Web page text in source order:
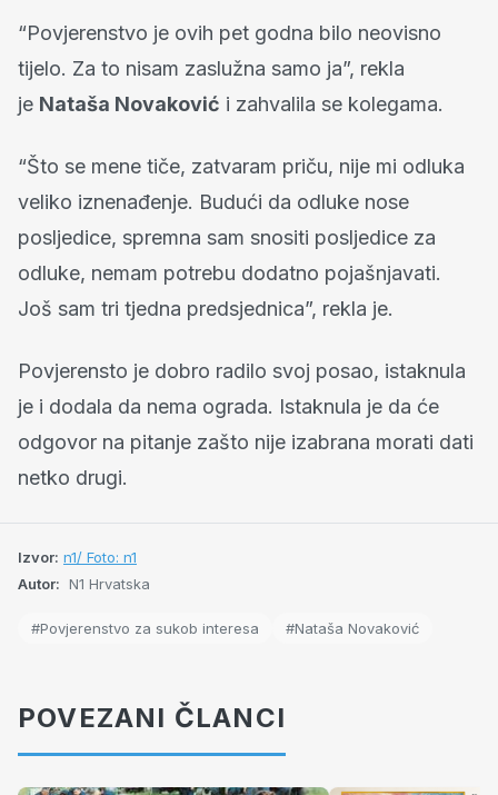
“Povjerenstvo je ovih pet godna bilo neovisno
tijelo. Za to nisam zaslužna samo ja”, rekla
je Nataša Novaković i zahvalila se kolegama.
“Što se mene tiče, zatvaram priču, nije mi odluka
veliko iznenađenje. Budući da odluke nose
posljedice, spremna sam snositi posljedice za
odluke, nemam potrebu dodatno pojašnjavati.
Još sam tri tjedna predsjednica”, rekla je.
Povjerensto je dobro radilo svoj posao, istaknula
je i dodala da nema ograda. Istaknula je da će
odgovor na pitanje zašto nije izabrana morati dati
netko drugi.
Izvor: n1/ Foto: n1
Autor: N1 Hrvatska
#Povjerenstvo za sukob interesa #Nataša Novaković
POVEZANI ČLANCI